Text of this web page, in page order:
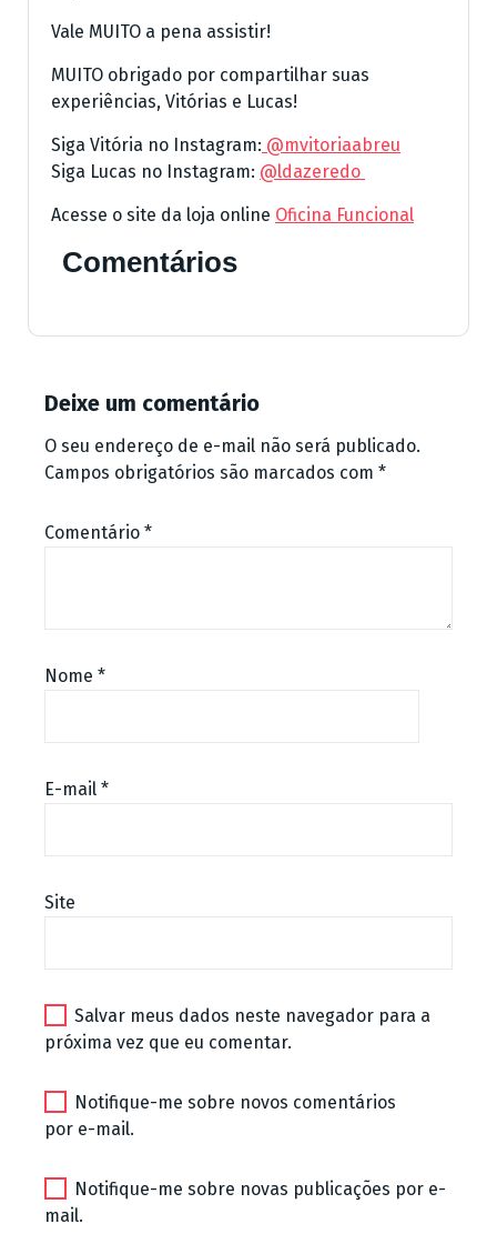
Vale MUITO a pena assistir!
MUITO obrigado por compartilhar suas
experiências, Vitórias e Lucas!
Siga Vitória no Instagram: @mvitoriaabreu
Siga Lucas no Instagram: @ldazeredo
Acesse o site da loja online Oficina Funcional
Comentários
Deixe um comentário
O seu endereço de e-mail não será publicado.
Campos obrigatórios são marcados com *
Comentário *
Nome *
E-mail *
Site
Salvar meus dados neste navegador para a
próxima vez que eu comentar.
Notifique-me sobre novos comentários
por e-mail.
Notifique-me sobre novas publicações por e-
mail.